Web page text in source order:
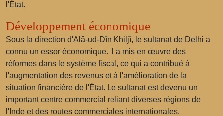
l'État.
Développement économique
Sous la direction d'Alâ-ud-Dîn Khiljî, le sultanat de Delhi a
connu un essor économique. Il a mis en œuvre des
réformes dans le système fiscal, ce qui a contribué à
l'augmentation des revenus et à l'amélioration de la
situation financière de l'État. Le sultanat est devenu un
important centre commercial reliant diverses régions de
l'Inde et des routes commerciales internationales.